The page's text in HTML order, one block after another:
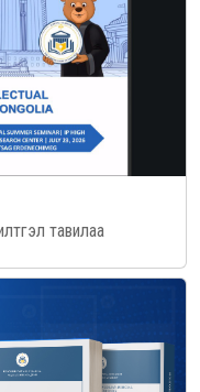
тавилаа